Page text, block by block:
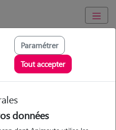
/ Cormeilles-en-Parisis
- Petsitter à
en Parisis
Paramétrer
Tout accepter
données